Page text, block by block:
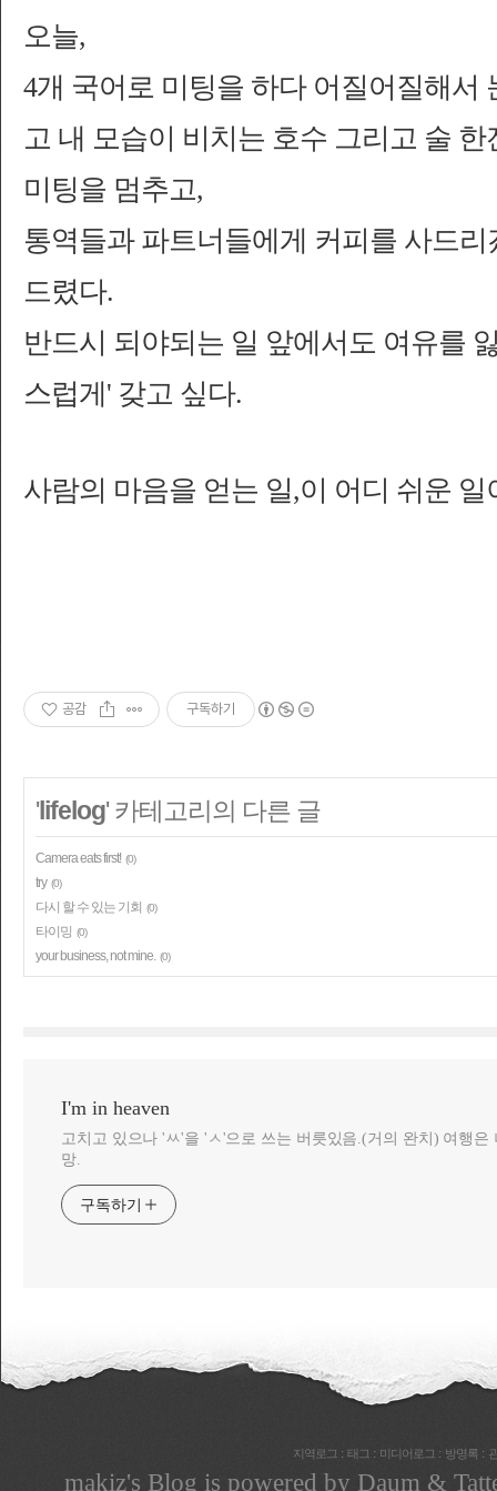
오늘,
4개 국어로 미팅을 하다 어질어질해서
고 내 모습이 비치는 호수 그리고 술 한
미팅을 멈추고,
통역들과 파트너들에게 커피를 사드
드렸다.
반드시 되야되는 일 앞에서도 여유를
스럽게' 갖고 싶다.
사람의 마음을 얻는 일,이 어디 쉬운 일
공감 구독하기
'lifelog' 카테고리의 다른 글
Camera eats first! (0)
try (0)
다시 할 수 있는 기회 (0)
타이밍 (0)
your business, not mine. (0)
I'm in heaven
고치고 있으나 'ㅆ'을 'ㅅ'으로 쓰는 버릇있음.(거의 완치) 여행
망.
구독하기
지역로그: 태그: 미디어로그: 방명록:
makiz's Blog is powered by Daum &